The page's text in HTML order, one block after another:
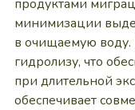
продуктами
минимизации
в очищаемую воду.
гидролизу, что
при длительной
обеспечивает